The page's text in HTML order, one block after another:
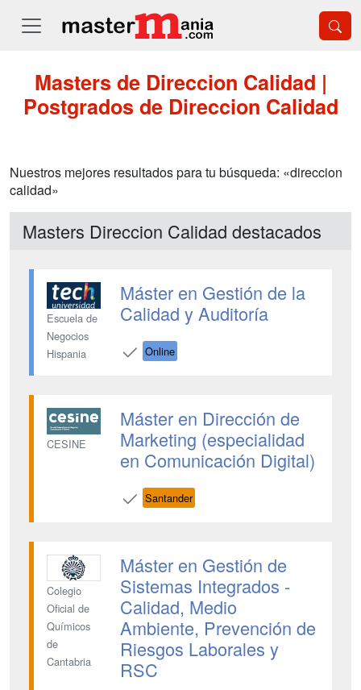
Masters de Direccion Calidad |
Postgrados de Direccion Calidad
Nuestros mejores resultados para tu búsqueda: «direccion
calidad»
Masters Direccion Calidad destacados
Escuela de
Negocios
Hispania
Máster en Gestión de la
Calidad y Auditoría
Online
CESINE
Máster en Dirección de
Marketing (especialidad
en Comunicación Digital)
Santander
Colegio
Oficial de
Químicos
de
Cantabria
Máster en Gestión de
Sistemas Integrados -
Calidad, Medio
Ambiente, Prevención de
Riesgos Laborales y
RSC